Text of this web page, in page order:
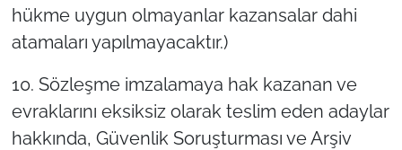
hükme uygun olmayanlar kazansalar dahi
atamaları yapılmayacaktır.)
10. Sözleşme imzalamaya hak kazanan ve
evraklarını eksiksiz olarak teslim eden adaylar
hakkında, Güvenlik Soruşturması ve Arşiv